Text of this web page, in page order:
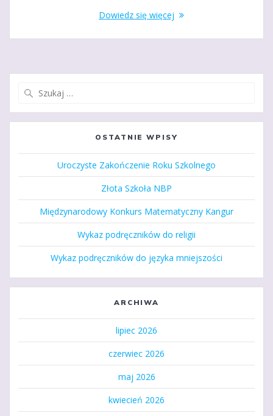
Dowiedz się więcej
OSTATNIE WPISY
Uroczyste Zakończenie Roku Szkolnego
Złota Szkoła NBP
Międzynarodowy Konkurs Matematyczny Kangur
Wykaz podręczników do religii
Wykaz podręczników do języka mniejszości
ARCHIWA
lipiec 2026
czerwiec 2026
maj 2026
kwiecień 2026